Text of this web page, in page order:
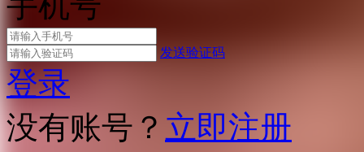
发送验证码
登录
没有账号？ 立即注册